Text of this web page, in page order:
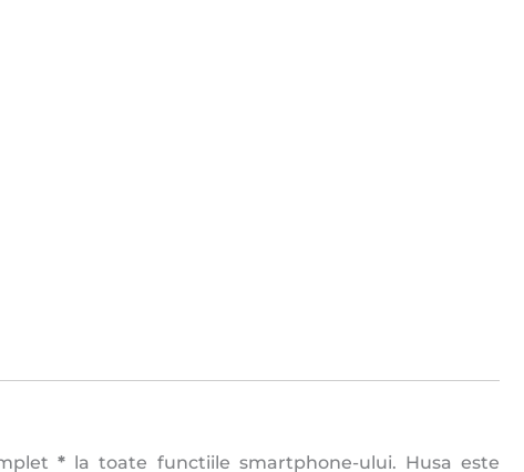
* la toate functiile smartphone-ului. Husa este